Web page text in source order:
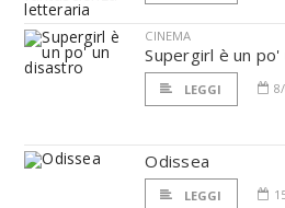
CINEMA
Supergirl è un
LEGGI
Odissea
LEGGI